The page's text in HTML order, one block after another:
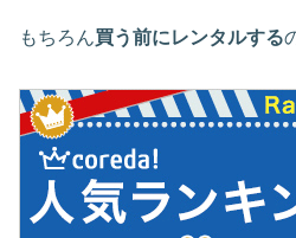
もちろん買う前にレンタルする